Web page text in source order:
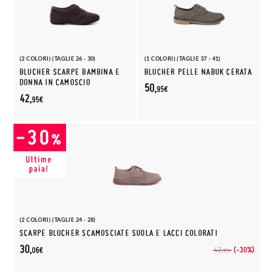
(2 COLORI) (TAGLIE 26 - 30)
BLUCHER SCARPE BAMBINA E
DONNA IN CAMOSCIO
42,95€
(1 COLORI) (TAGLIE 37 - 41)
BLUCHER PELLE NABUK CERATA
50,95€
(2 COLORI) (TAGLIE 24 - 28)
SCARPE BLUCHER SCAMOSCIATE SUOLA E LACCI COLORATI
42,95€ (-30%)
30,06€